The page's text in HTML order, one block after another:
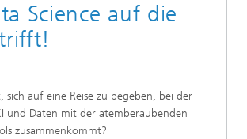
Science auf die
sich auf eine Reise zu begeben, bei der
und Daten mit der atemberaubenden
zusammenkommt?